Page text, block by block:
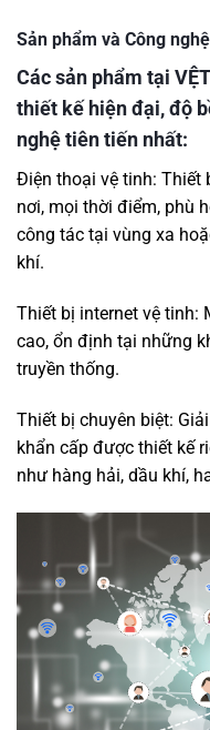
Sản phẩm và Công nghệ
Các sản phẩm tại
thiết kế hiện đại, độ
nghệ tiên tiến nhất:
Điện thoại vệ tinh: Thiết
nơi, mọi thời điểm, phù
công tác tại vùng xa
khí.
Thiết bị internet vệ tinh:
cao, ổn định tại những
truyền thống.
Thiết bị chuyên biệt:
khẩn cấp được thiết kế
như hàng hải, dầu khí,